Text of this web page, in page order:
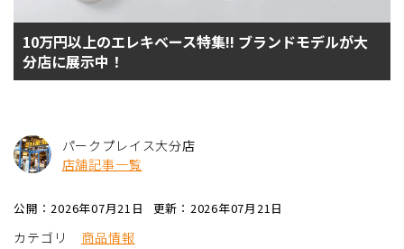
10万円以上のエレキベース特集!! ブランドモデルが大
分店に展示中！
パークプレイス大分店
店舗記事一覧
公開：2026年07月21日 更新：2026年07月21日
カテゴリ
商品情報